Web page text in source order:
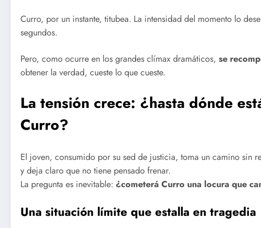
Curro, por un instante, titubea. La intensidad del momento lo
segundos.
Pero, como ocurre en los grandes clímax dramáticos, se
obtener la verdad, cueste lo que cueste.
La tensión crece: ¿hasta dónde
Curro?
El joven, consumido por su sed de justicia, toma un camino sin
y deja claro que no tiene pensado frenar.
La pregunta es inevitable: ¿cometerá Curro una locura que
Una situación límite que estalla en tragedia